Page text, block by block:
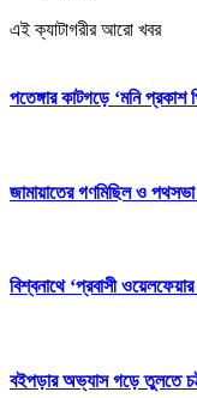
এই ক্যাটাগরীর আরো খবর
পতেঙ্গার কাটগড়ে ‘মনি
জামায়াতের গণমিছিল ও
বিশ্বনাথে ‘প্রবাসী
বইপড়ার অভ্যাস গড়ে তুলতে